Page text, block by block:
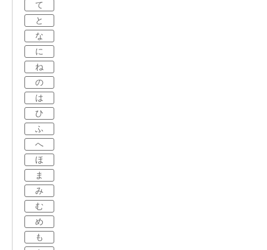
て
と
な
に
ね
の
は
ひ
ふ
へ
ほ
ま
み
む
め
も